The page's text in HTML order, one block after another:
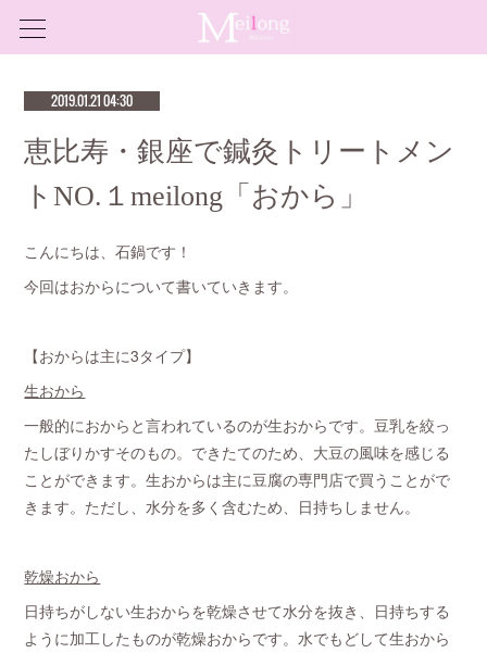
2019.01.21 04:30
恵比寿・銀座で鍼灸トリートメン
トNO.１meilong「おから」
こんにちは、石鍋です！
今回はおからについて書いていきます。
【おからは主に3タイプ】
生おから
一般的におからと言われているのが生おからです。豆乳を絞っ
たしぼりかすそのもの。できたてのため、大豆の風味を感じる
ことができます。生おからは主に豆腐の専門店で買うことがで
きます。ただし、水分を多く含むため、日持ちしません。
乾燥おから
日持ちがしない生おからを乾燥させて水分を抜き、日持ちする
ように加工したものが乾燥おからです。水でもどして生おから